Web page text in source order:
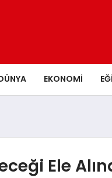
EKONOMI
Ele